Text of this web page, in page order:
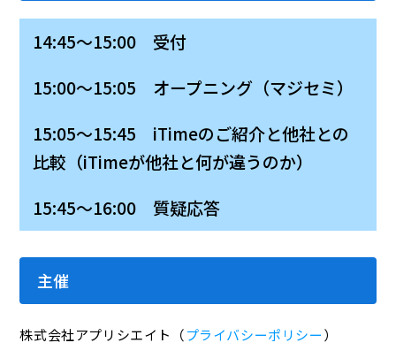
14:45～15:00 受付
15:00～15:05 オープニング（マジセミ）
15:05～15:45 iTimeのご紹介と他社との
比較（iTimeが他社と何が違うのか）
15:45～16:00 質疑応答
主催
株式会社アプリシエイト（プライバシーポリシー）